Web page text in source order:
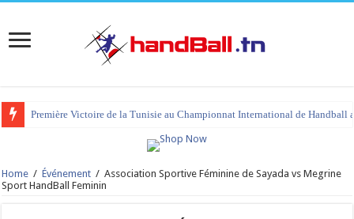
Première Victoire de la Tunisie au Championnat International de Handball
Home / Événement / Association Sportive Féminine de Sayada vs Megrine
Sport HandBall Feminin